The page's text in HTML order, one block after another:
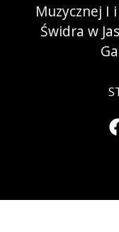
Muzycznej I
Świdra w